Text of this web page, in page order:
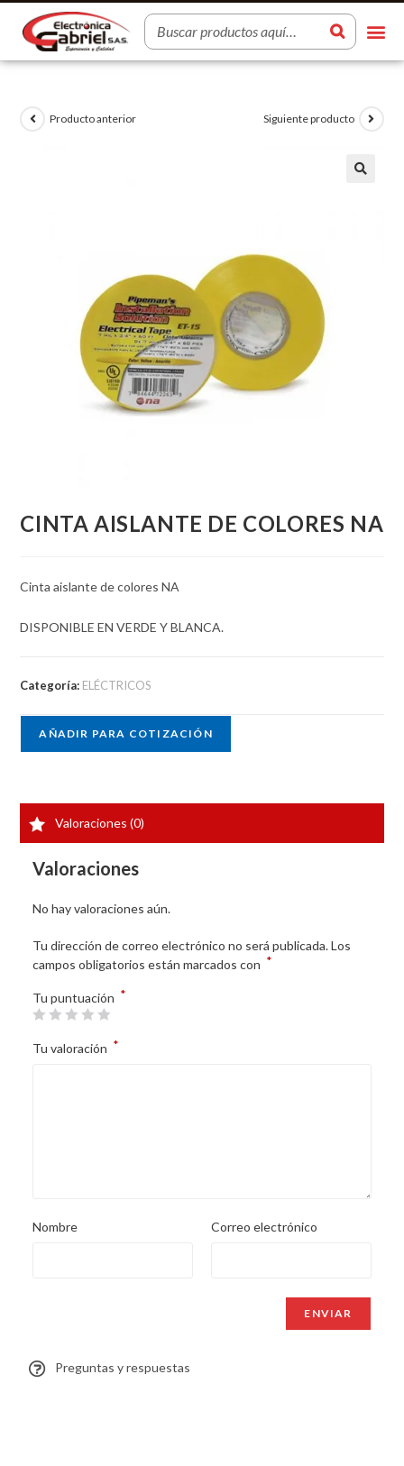
Producto anterior Siguiente producto
CINTA AISLANTE DE COLORES NA
Cinta aislante de colores NA
DISPONIBLE EN VERDE Y BLANCA.
Categoría: ELÉCTRICOS
AÑADIR PARA COTIZACIÓN
Valoraciones (0)
Valoraciones
No hay valoraciones aún.
Tu dirección de correo electrónico no será publicada. Los
campos obligatorios están marcados con *
Tu puntuación *
Tu valoración *
Nombre Correo electrónico
Preguntas y respuestas